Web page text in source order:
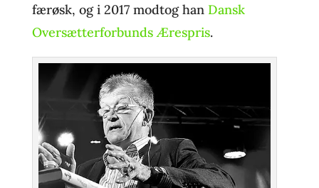
færøsk, og i 2017 modtog han Dansk
Oversætterforbunds Ærespris.